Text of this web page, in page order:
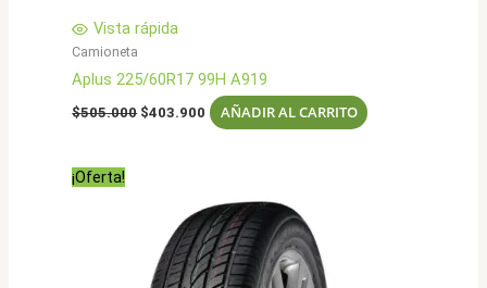
Vista rápida
Camioneta
Aplus 225/60R17 99H A919
$505.000 El
$403.900 El
precio
AÑADIR AL CARRITO
¡Oferta!